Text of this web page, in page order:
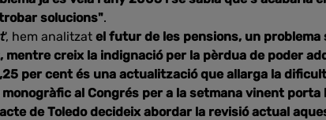
solucions".
', hem analitzat el futur de les pensions, un problema
creix la indignació per la pèrdua de poder
per cent és una actualització que allarga la
monogràfic al Congrés per a la setmana vinent
de Toledo decideix abordar la revisió actual